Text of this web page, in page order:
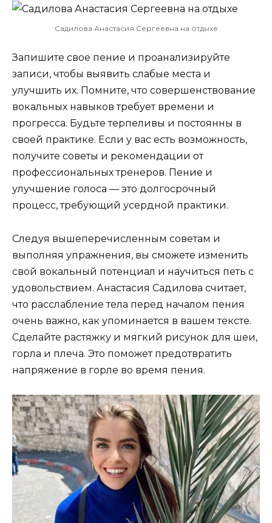
Садилова Анастасия Сергеевна на отдыхе
Запишите свое пение и проанализируйте
записи, чтобы выявить слабые места и
улучшить их. Помните, что совершенствование
вокальных навыков требует времени и
прогресса. Будьте терпеливы и постоянны в
своей практике. Если у вас есть возможность,
получите советы и рекомендации от
профессиональных тренеров. Пение и
улучшение голоса — это долгосрочный
процесс, требующий усердной практики.
Следуя вышеперечисленным советам и
выполняя упражнения, вы сможете изменить
свой вокальный потенциал и научиться петь с
удовольствием. Анастасия Садилова считает,
что расслабление тела перед началом пения
очень важно, как упоминается в вашем тексте.
Сделайте растяжку и мягкий рисунок для шеи,
горла и плеча. Это поможет предотвратить
напряжение в горле во время пения.